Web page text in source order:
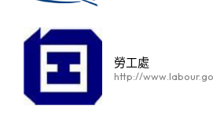
勞工處
http://